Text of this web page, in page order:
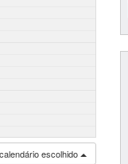
escolhido